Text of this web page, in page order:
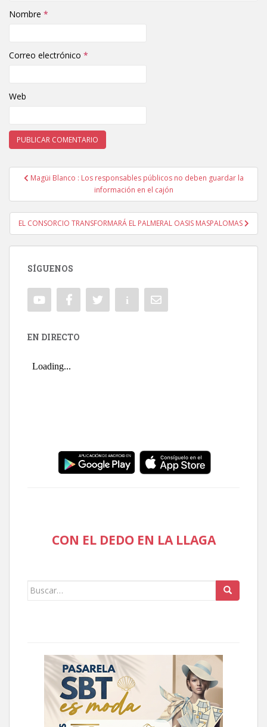
Nombre *
Correo electrónico *
Web
Navegación de entradas
Magüi Blanco : Los responsables públicos no deben guardar la
información en el cajón
EL CONSORCIO TRANSFORMARÁ EL PALMERAL OASIS MASPALOMAS
SÍGUENOS
EN DIRECTO
CON EL DEDO EN LA LLAGA
Buscar: